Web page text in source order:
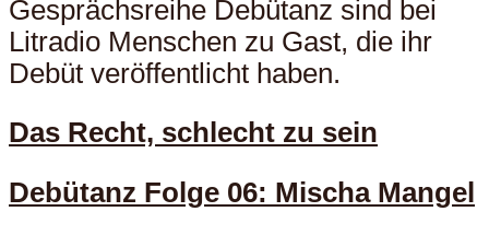
Gesprächsreihe Debütanz sind bei
Litradio Menschen zu Gast, die ihr
Debüt veröffentlicht haben.
Das Recht, schlecht zu sein
Debütanz Folge 06: Mischa Mangel